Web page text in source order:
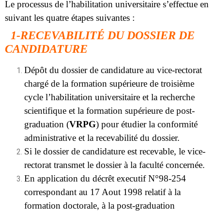
Le processus de l’habilitation universitaire s’effectue en
suivant les quatre étapes suivantes :
1-RECEVABILITÉ DU DOSSIER DE
CANDIDATURE
Dépôt du dossier de candidature au vice-rectorat
chargé de la formation supérieure de troisième
cycle l’habilitation universitaire et la recherche
scientifique et la formation supérieure de post-
graduation (VRPG) pour étudier la conformité
administrative et la recevabilité du dossier.
Si le dossier de candidature est recevable, le vice-
rectorat transmet le dossier à la faculté concernée.
En application du décrêt executif N°98-254
correspondant au 17 Aout 1998 relatif à la
formation doctorale, à la post-graduation